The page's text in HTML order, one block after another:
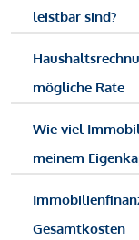
leistbar sind?
mögliche Rate
Wie viel
meinem
Gesamtkosten